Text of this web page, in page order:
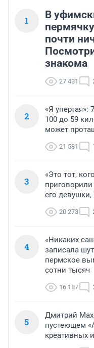
1
В
почти
знакома
27 431
2
«Я упертая»:
100 до 59
может
21 581
3
«Это тот,
его девушки,
20 273
4
«Никаких
записала
пермское
сотни тысяч
16 187
5
Дмитрий
пустеющем
креативных